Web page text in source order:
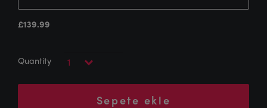
£139.99
Sepete ekle